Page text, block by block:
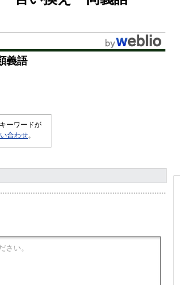
義語
ーワードが
合わせ。